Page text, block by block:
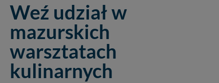
Weź udział w
mazurskich
warsztatach
kulinarnych